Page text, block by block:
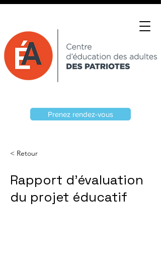
Prenez rendez-vous
< Retour
Rapport d’évaluation
du projet éducatif